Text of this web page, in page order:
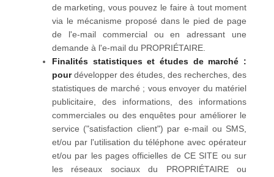
de marketing, vous pouvez le faire à tout moment
via le mécanisme proposé dans le pied de page
de l'e-mail commercial ou en adressant une
demande à l'e-mail du PROPRIÉTAIRE.
Finalités statistiques et études de marché :
pourdévelopper des études, des recherches, des
statistiques de marché ; vous envoyer du matériel
publicitaire, des informations, des informations
commerciales ou des enquêtes pour améliorer le
service ("satisfaction client") par e-mail ou SMS,
et/ou par l'utilisation du téléphone avec opérateur
et/ou par les pages officielles de CE SITE ou sur
les réseaux sociaux du PROPRIÉTAIRE ou